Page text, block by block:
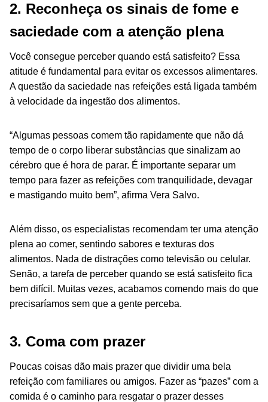
2. Reconheça os sinais de fome e
saciedade com a atenção plena
Você consegue perceber quando está satisfeito? Essa
atitude é fundamental para evitar os excessos alimentares.
A questão da saciedade nas refeições está ligada também
à velocidade da ingestão dos alimentos.
“Algumas pessoas comem tão rapidamente que não dá
tempo de o corpo liberar substâncias que sinalizam ao
cérebro que é hora de parar. É importante separar um
tempo para fazer as refeições com tranquilidade, devagar
e mastigando muito bem”, afirma Vera Salvo.
Além disso, os especialistas recomendam ter uma atenção
plena ao comer, sentindo sabores e texturas dos
alimentos. Nada de distrações como televisão ou celular.
Senão, a tarefa de perceber quando se está satisfeito fica
bem difícil. Muitas vezes, acabamos comendo mais do que
precisaríamos sem que a gente perceba.
3. Coma com prazer
Poucas coisas dão mais prazer que dividir uma bela
refeição com familiares ou amigos. Fazer as “pazes” com a
comida é o caminho para resgatar o prazer desses